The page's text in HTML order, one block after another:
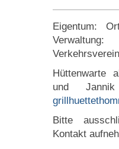
Eigentum:
Hüttenwarte
und
Bitte
Kontakt